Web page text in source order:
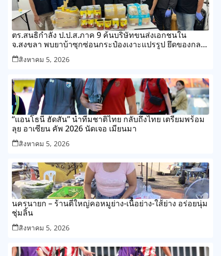
ตร.สนธิกำลัง ป.ป.ส.ภาค 9 ค้นบริษัทขนส่งเอกชนใน
จ.สงขลา พบยาบ้าซุกซ่อนกระป๋องเงาะแปรรูป ยึดของกลาง
กว่า 268,000 เม็ด
สิงหาคม 5, 2026
“แอนโธนี ฮัดสัน” นำทีมชาติไทย กลับถึงไทย เตรียมพร้อม
ลุย อาเซียน คัพ 2026 นัดเจอ เมียนมา
สิงหาคม 5, 2026
นครนายก – ร้านตี๋ใหญ่คอหมูย่าง-เนื้อย่าง-ใส้ย่าง อร่อยนุ่ม
ชุ่มลิ้น
สิงหาคม 5, 2026